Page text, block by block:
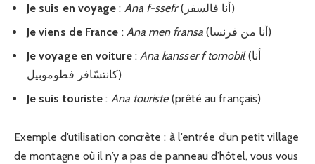
Je suis en voyage : Ana f-ssefr
(أنا فالسفر)
Je viens de France : Ana men fransa
(أنا من فرنسا)
Je voyage en voiture: Ana kansser f tomobil(أنا
كانتسّافر فطوموبيل)
Je suis touriste : Ana touriste(prêté au français)
Exemple d’utilisation concrète : à l’entrée d’un petit village
de montagne où il n’y a pas de panneau d’hôtel, vous vous